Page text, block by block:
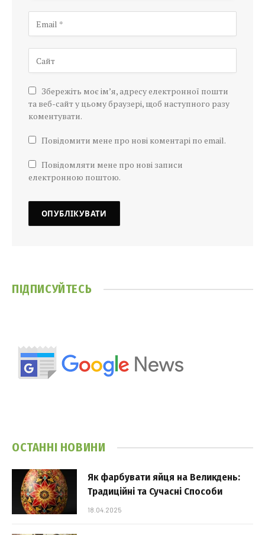
Збережіть моє ім’я, адресу електронної пошти
та веб-сайт у цьому браузері, щоб наступного разу
коментувати.
Повідомити мене про нові коментарі по email.
Повідомляти мене про нові записи
електронною поштою.
ПІДПИСУЙТЕСЬ
ОСТАННІ НОВИНИ
Як фарбувати яйця на Великдень:
Традиційні та Сучасні Способи
18.04.2025